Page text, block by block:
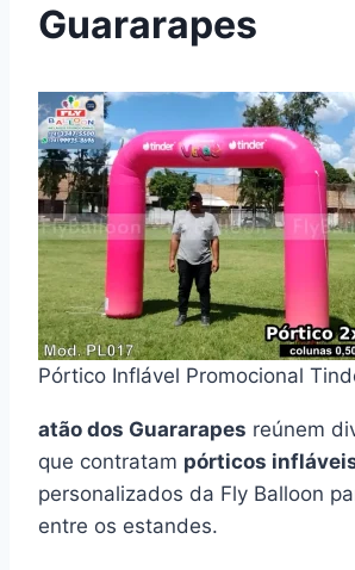
Guararapes
Pórtico Inflável Promocional
atão dos Guararapes reúnem
que contratam pórticos
personalizados da Fly Balloon
entre os estandes.